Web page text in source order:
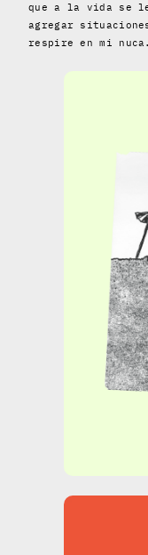
que a la vida se
agregar
respire en mi nuca.